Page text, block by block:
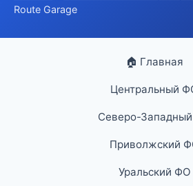
Route Garage
🏠 Главная
Центральный
Северо-
Приволжский
Уральский ФО